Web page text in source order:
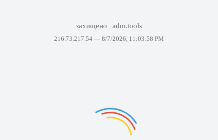
захищено adm.tools
216.73.217.54 — 8/7/2026, 11:03:58 PM